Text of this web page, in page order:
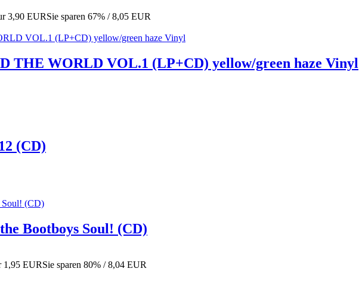
3,90 EURSie sparen 67% / 8,05 EUR
THE WORLD VOL.1 (LP+CD) yellow/green haze Vinyl
(CD)
Bootboys Soul! (CD)
1,95 EURSie sparen 80% / 8,04 EUR